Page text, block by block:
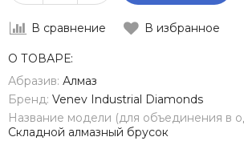
В сравнение В избранное
О ТОВАРЕ:
Абразив: Алмаз
Бренд: Venev Industrial Diamonds
Название модели (для объединения в
Складной алмазный брусок